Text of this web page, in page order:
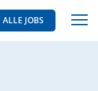
ALLE JOBS